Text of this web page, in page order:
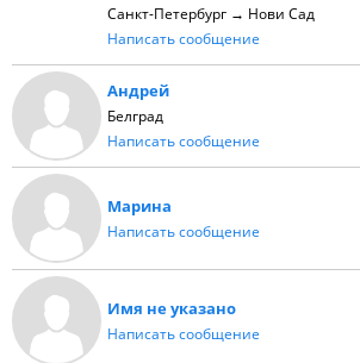
Санкт-Петербург → Нови Сад
Написать сообщение
Андрей
Белград
Написать сообщение
Марина
Написать сообщение
Имя не указано
Написать сообщение